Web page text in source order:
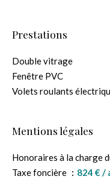
Prestations
Double vitrage
Fenêtre PVC
Volets roulants
Mentions légales
Honoraires à la charge
Taxe foncière
824 € /